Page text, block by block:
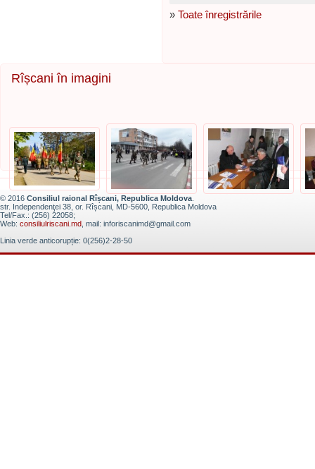
» Toate înregistrările
Rîșcani în imagini
© 2016 Consiliul raional Rîșcani, Republica Moldova
str. Independenţei 38, or. Rîșcani, MD-5600, Republica Moldova
Tel/Fax.: (256) 22058;
Web: consiliulriscani.md , mail: inforiscanimd@gmail.com
Linia verde anticorupție: 0(256)2-28-50